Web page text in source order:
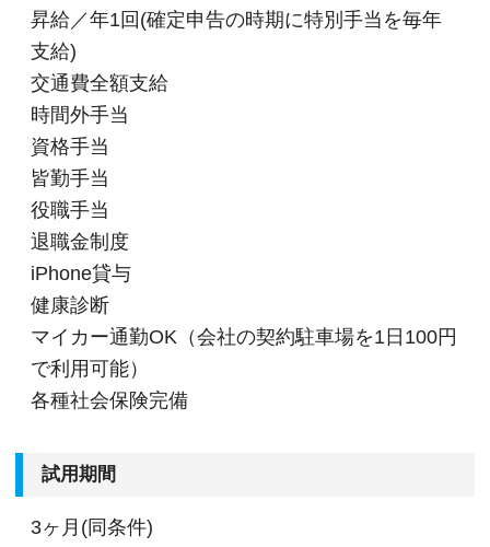
昇給／年1回(確定申告の時期に特別手当を毎年
支給)
交通費全額支給
時間外手当
資格手当
皆勤手当
役職手当
退職金制度
iPhone貸与
健康診断
マイカー通勤OK（会社の契約駐車場を1日100円
で利用可能）
各種社会保険完備
試用期間
3ヶ月(同条件)